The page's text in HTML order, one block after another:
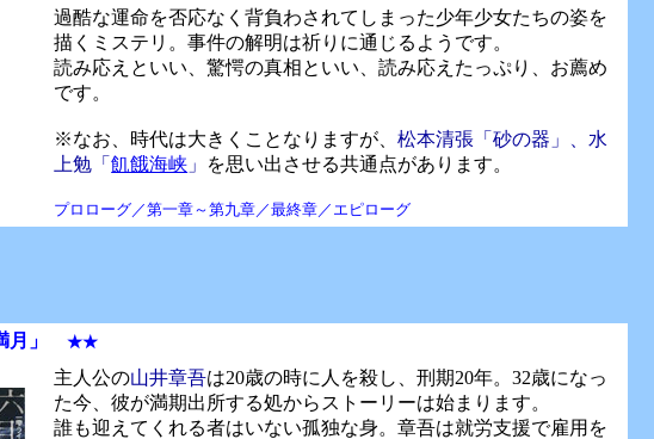
過酷な運命を否応なく背負わされてしまった少年少女たちの姿を
描くミステリ。事件の解明は祈りに通じるようです。
読み応えといい、驚愕の真相といい、読み応えたっぷり、お薦め
です。
※なお、時代は大きくことなりますが、松本清張「砂の器」、水
上勉「飢餓海峡 」 を思い出させる共通点があります。
プロローグ／第一章～第九章／最終章／エピローグ
月 」 ★★
主人公の山井章吾は20歳の時に人を殺し、刑期20年。32歳になっ
た今、彼が満期出所する処からストーリーは始まります。
誰も迎えてくれる者はいない孤独な身。章吾は就労支援で雇用を